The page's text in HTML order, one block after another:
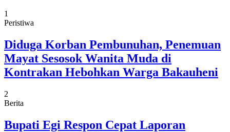
1
Peristiwa
Diduga Korban Pembunuhan, Penemuan
Mayat Sesosok Wanita Muda di
Kontrakan Hebohkan Warga Bakauheni
2
Berita
Bupati Egi Respon Cepat Laporan